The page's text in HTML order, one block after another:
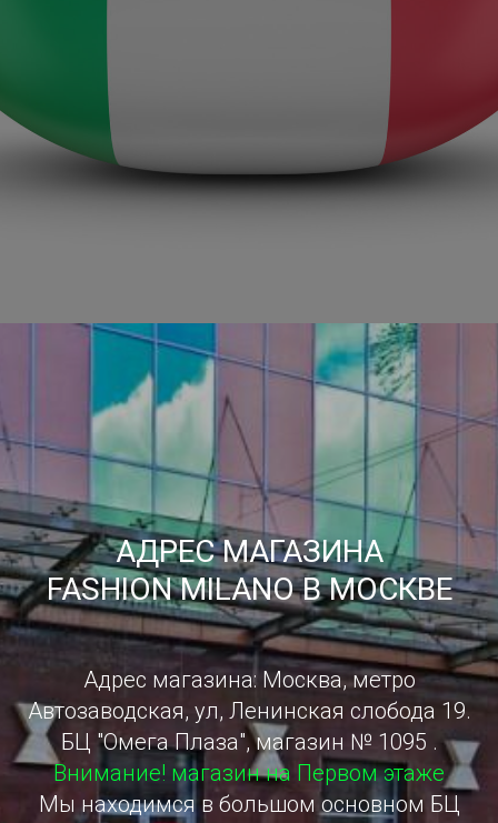
АДРЕС МАГАЗИНА
FASHION MILANO В МОСКВЕ
Адрес магазина: Москва, метро
Автозаводская, ул, Ленинская слобода 19.
БЦ "Омега Плаза", магазин № 1095 .
Внимание! магазин на Первом этаже
Мы находимся в большом основном БЦ